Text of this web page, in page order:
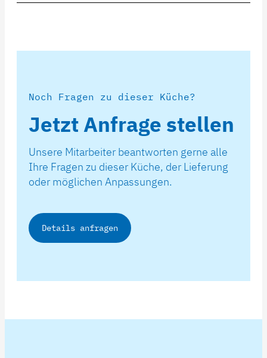
Noch Fragen zu dieser Küche?
Jetzt Anfrage stellen
Unsere Mitarbeiter beantworten gerne alle
Ihre Fragen zu dieser Küche, der Lieferung
oder möglichen Anpassungen.
Details anfragen